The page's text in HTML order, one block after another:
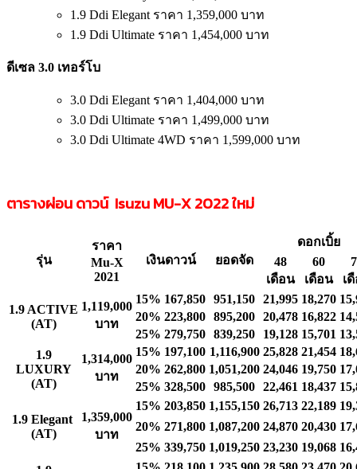
1.9 Ddi Elegant ราคา 1,359,000 บาท
1.9 Ddi Ultimate ราคา 1,454,000 บาท
ดีเซล 3.0 เทอร์โบ
3.0 Ddi Elegant ราคา 1,404,000 บาท
3.0 Ddi Ultimate ราคา 1,499,000 บาท
3.0 Ddi Ultimate 4WD ราคา 1,599,000 บาท
ตารางผ่อน ดาวน์ Isuzu MU-X2022 ใหม่
รุ่น
ราคา
Mu-X
2021
เงินดาวน์ ยอดจัด
ดอกเบิ้ย
48
เดือน
60
เดือน
เ
1.9 ACTIVE
(AT)
1,119,000
บาท
15% 167,850 951,150 21,995 18,270
20% 223,800 895,200 20,478 16,822
25% 279,750 839,250 19,128 15,701
1.9
LUXURY
(AT)
1,314,000
บาท
15% 197,100 1,116,900 25,828 21,454
20% 262,800 1,051,200 24,046 19,750
25% 328,500 985,500 22,461 18,437
1.9 Elegant
(AT)
1,359,000
บาท
15% 203,850 1,155,150 26,713 22,189
20% 271,800 1,087,200 24,870 20,430
25% 339,750 1,019,250 23,230 19,068